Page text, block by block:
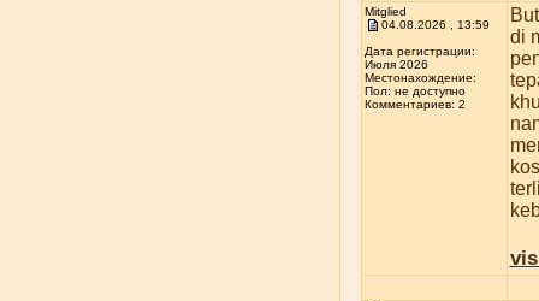
Mitglied
04.08.2026 , 13:59
Дата регистрации:
Июля 2026
Местонахождение:
Пол: не доступно
Комментариев: 2
di